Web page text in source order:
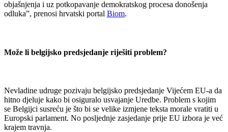
objašnjenja i uz potkopavanje demokratskog procesa donošenja
odluka”, prenosi hrvatski portal Biom.
Može li belgijsko predsjedanje riješiti problem?
Nevladine udruge pozivaju belgijsko predsjedanje Vijećem EU-a da
hitno djeluje kako bi osiguralo usvajanje Uredbe. Problem s kojim
se Belgijci susreću je što bi se velike izmjene teksta morale vratiti u
Europski parlament. No posljednje zasjedanje prije EU izbora je već
krajem travnja.